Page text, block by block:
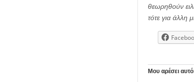
θεωρηθούν
τότε για άλλη
Μου αρέσει